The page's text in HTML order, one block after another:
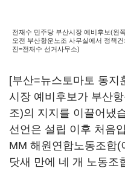
전재수 민주당 부산시장 예비후보(왼
오전 부산항운노조 사무실에서 정책
진=전재수 선거사무소)
[부산=뉴스토마토 동지
시장 예비후보가 부산
조)의 지지를 이끌어냈
선언은 설립 이후 처음
MM 해원연합노동조합
닷새 만에 네 개 노동조